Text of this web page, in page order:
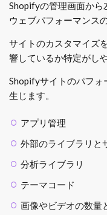
Shopifyの管理画面から
ウェブパフォーマンス
サイトのカスタマイズ
響しているか特定がし
Shopifyサイトのパフォ
生じます。
アプリ管理
外部のライブラリと
分析ライブラリ
テーマコード
画像やビデオの数量